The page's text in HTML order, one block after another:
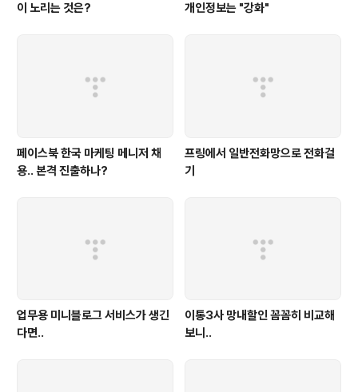
이 노리는 것은?
개인정보는 "강화"
페이스북 한국 마케팅 메니저 채
용.. 본격 진출하나?
프링에서 일반전화망으로 전화걸
기
업무용 미니블로그 서비스가 생긴
다면..
이통3사 망내할인 꼼꼼히 비교해
보니..